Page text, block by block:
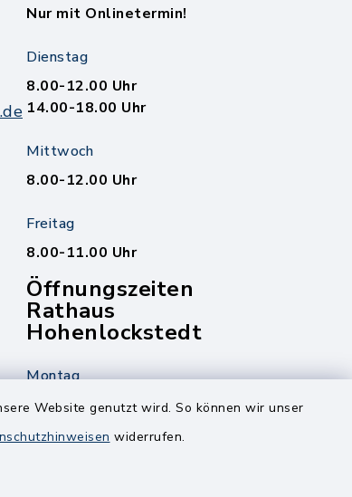
Website genutzt wird. So können wir unser
widerrufen.
Nur mit Onlinetermin!
Dienstag
8.00-12.00 Uhr
14.00-18.00 Uhr
Mittwoch
8.00-12.00 Uhr
Freitag
8.00-11.00 Uhr
Öffnungszeiten
Rathaus
Hohenlockstedt
Montag
Nur mit Onlinetermin!
Dienstag